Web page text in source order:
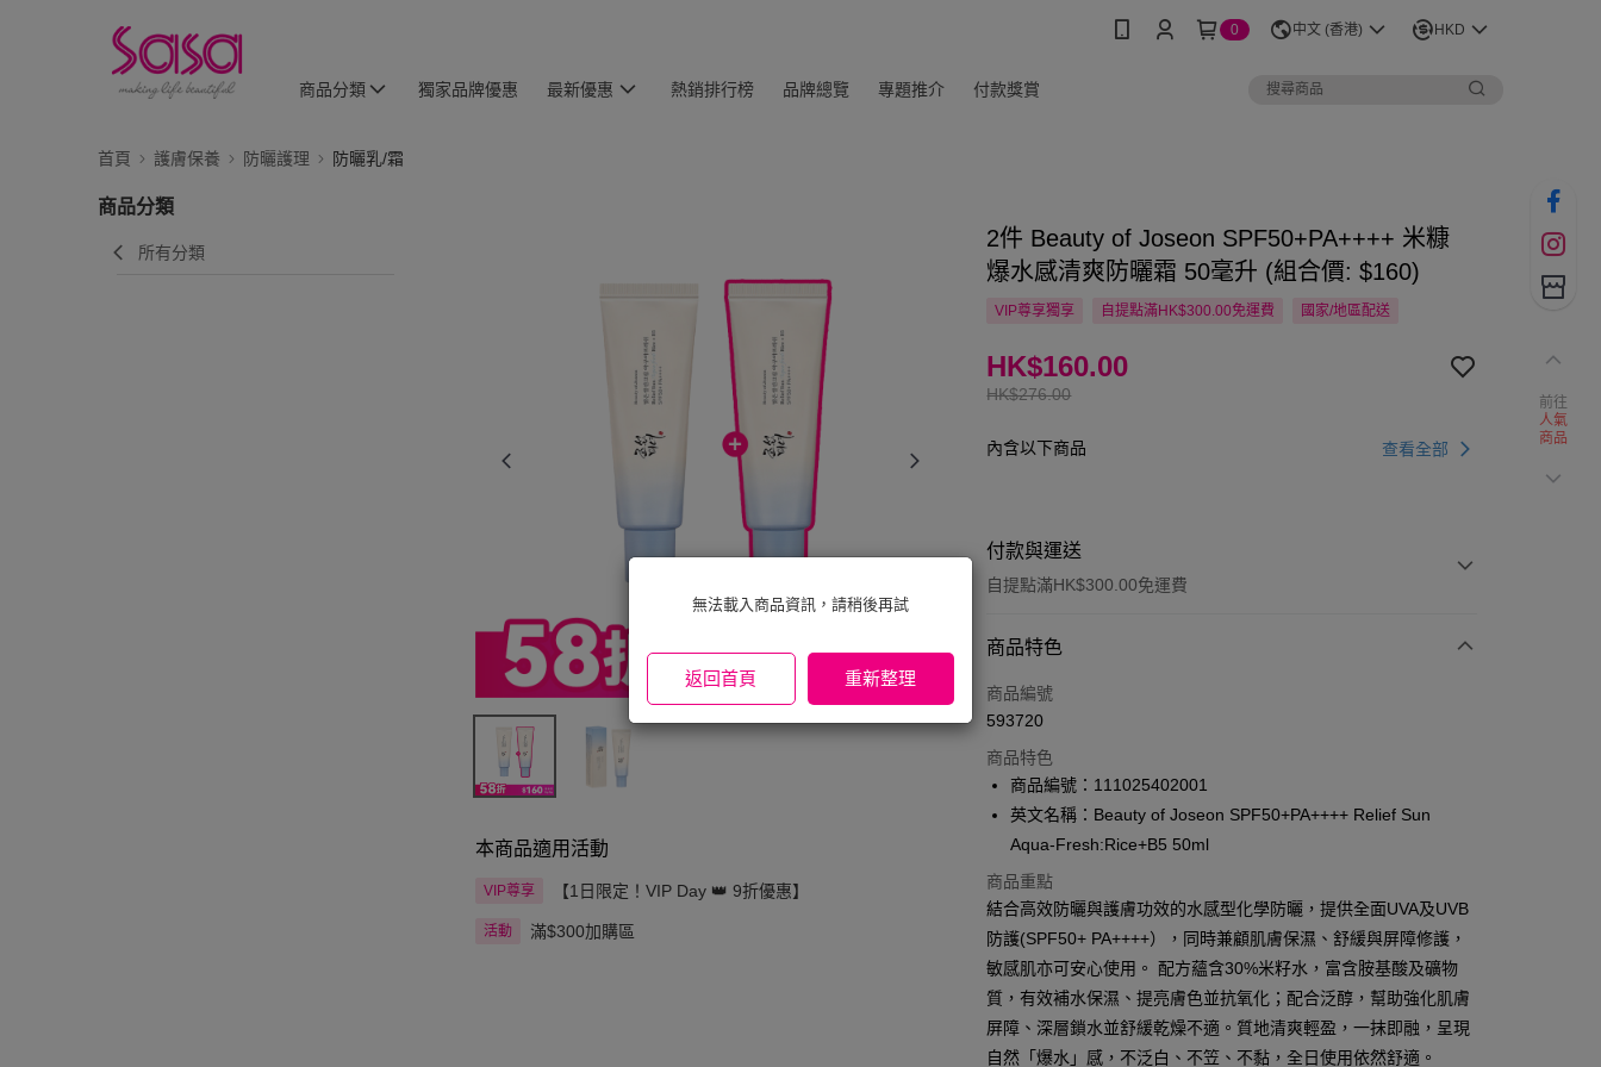
無法載入商品資訊，請稍後再試
返回首頁 重新整理
0 中文 (香港) HKD
商品分類 獨家品牌優惠 最新優惠 熱銷排行榜 品牌總覽 專題推介 付款獎賞
首頁 護膚保養 防曬護理 防曬乳/霜
商品分類
所有分類
本商品適用活動
VIP尊享 【1日限定！VIP Day 👑 9折優惠】
活動 滿$300加購區
2件 Beauty of Joseon SPF50+PA++++ 米糠
爆水感清爽防曬霜 50毫升 (組合價: $160)
VIP尊享獨享 自提點滿HK$300.00免運費 國家/地區配送
HK$276.00
HK$160.00
內含以下商品 查看全部
付款與運送
自提點滿HK$300.00免運費
付款方式
信用卡
AlipayHK
PayMe
BoC Pay
送貨方式
順豐自助櫃 - 確認發貨後1-3個工作天送達
商品特色
商品編號
593720
商品特色
商品編號：111025402001
英文名稱：Beauty of Joseon SPF50+PA++++ Relief Sun
Aqua-Fresh:Rice+B5 50ml
商品重點
結合高效防曬與護膚功效的水感型化學防曬，提供全面UVA及UVB
防護(SPF50+ PA++++），同時兼顧肌膚保濕、舒緩與屏障修護，
敏感肌亦可安心使用。 配方蘊含30%米籽水，富含胺基酸及礦物
質，有效補水保濕、提亮膚色並抗氧化；配合泛醇，幫助強化肌膚
屏障、深層鎖水並舒緩乾燥不適。質地清爽輕盈，一抹即融，呈現
自然「爆水」感，不泛白、不笠、不黏，全日使用依然舒適。
前往
人氣
商品